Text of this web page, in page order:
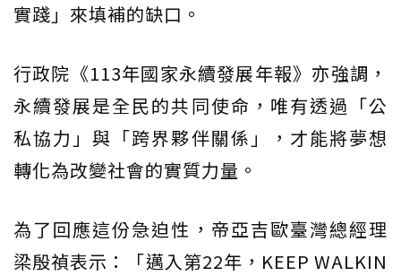
實踐」來填補的缺口。
行政院《113年國家永續發展年報》亦強調，
永續發展是全民的共同使命，唯有透過「公
私協力」與「跨界夥伴關係」，才能將夢想
轉化為改變社會的實質力量。
為了回應這份急迫性，帝亞吉歐臺灣總經理
梁殷禎表示：「邁入第22年，KEEP WALKIN